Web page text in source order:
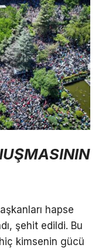
hapse
şehit edildi. Bu
kimsenin gücü